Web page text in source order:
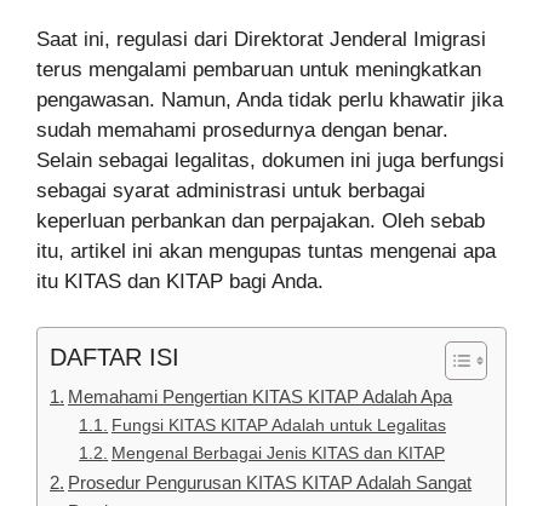
Saat ini, regulasi dari Direktorat Jenderal Imigrasi
terus mengalami pembaruan untuk meningkatkan
pengawasan. Namun, Anda tidak perlu khawatir jika
sudah memahami prosedurnya dengan benar.
Selain sebagai legalitas, dokumen ini juga berfungsi
sebagai syarat administrasi untuk berbagai
keperluan perbankan dan perpajakan. Oleh sebab
itu, artikel ini akan mengupas tuntas mengenai apa
itu KITAS dan KITAP bagi Anda.
DAFTAR ISI
Memahami Pengertian KITAS KITAP Adalah Apa
Fungsi KITAS KITAP Adalah untuk Legalitas
Mengenal Berbagai Jenis KITAS dan KITAP
Prosedur Pengurusan KITAS KITAP Adalah Sangat